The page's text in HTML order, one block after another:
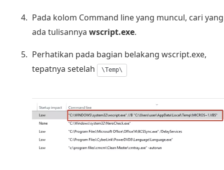
Pada kolom Command line yang muncul, cari yang
ada tulisannya wscript.exe.
Perhatikan pada bagian belakang wscript.exe,
tepatnya setelah
\Temp\